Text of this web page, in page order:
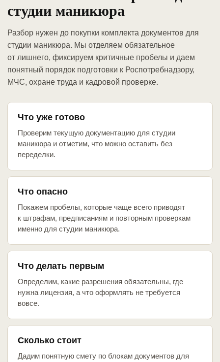
студии маникюра
Разбор нужен до покупки комплекта документов для
студии маникюра. Мы отделяем обязательное
от лишнего, фиксируем критичные пробелы и даем
понятный порядок подготовки к Роспотребнадзору,
МЧС, охране труда и кадровой проверке.
Что уже готово
Проверим текущую документацию для студии
маникюра и отметим, что можно оставить без
переделки.
Что опасно
Покажем пробелы, которые чаще всего приводят
к штрафам, предписаниям и повторным проверкам
именно для студии маникюра.
Что делать первым
Определим, какие разрешения обязательны, где
нужна лицензия, а что оформлять не требуется
вовсе.
Сколько стоит
Дадим понятную смету по блокам документов для